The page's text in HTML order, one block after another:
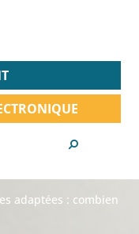
adaptées : combien